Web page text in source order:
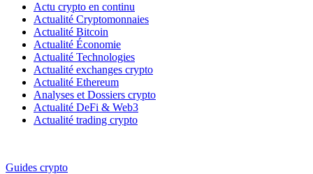
Actu crypto en continu
Actualité Cryptomonnaies
Actualité Bitcoin
Actualité Économie
Actualité Technologies
Actualité exchanges crypto
Actualité Ethereum
Analyses et Dossiers crypto
Actualité DeFi & Web3
Actualité trading crypto
Guides crypto